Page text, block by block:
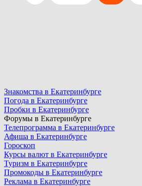
Знакомства в Екатеринбурге
Погода в Екатеринбурге
Пробки в Екатеринбурге
Форумы в Екатеринбурге
Телепрограмма в Екатеринбурге
Афиша в Екатеринбурге
Гороскоп
Курсы валют в Екатеринбурге
Туризм в Екатеринбурге
Промокоды в Екатеринбурге
Реклама в Екатеринбурге